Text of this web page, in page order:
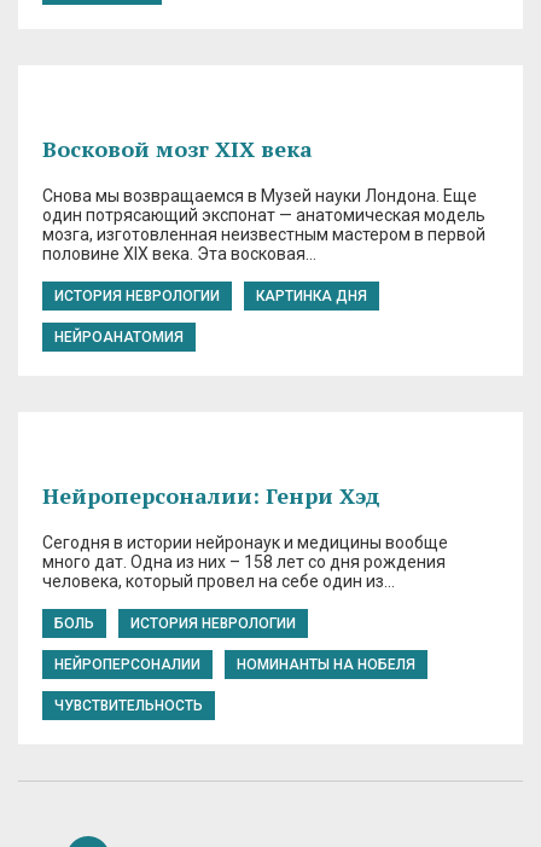
Восковой мозг XIX века
Снова мы возвращаемся в Музей науки Лондона. Еще
один потрясающий экспонат — анатомическая модель
мозга, изготовленная неизвестным мастером в первой
половине XIX века. Эта восковая…
ИСТОРИЯ НЕВРОЛОГИИ КАРТИНКА ДНЯ
НЕЙРОАНАТОМИЯ
Нейроперсоналии: Генри Хэд
Сегодня в истории нейронаук и медицины вообще
много дат. Одна из них – 158 лет со дня рождения
человека, который провел на себе один из…
БОЛЬ ИСТОРИЯ НЕВРОЛОГИИ
НЕЙРОПЕРСОНАЛИИ НОМИНАНТЫ НА НОБЕЛЯ
ЧУВСТВИТЕЛЬНОСТЬ